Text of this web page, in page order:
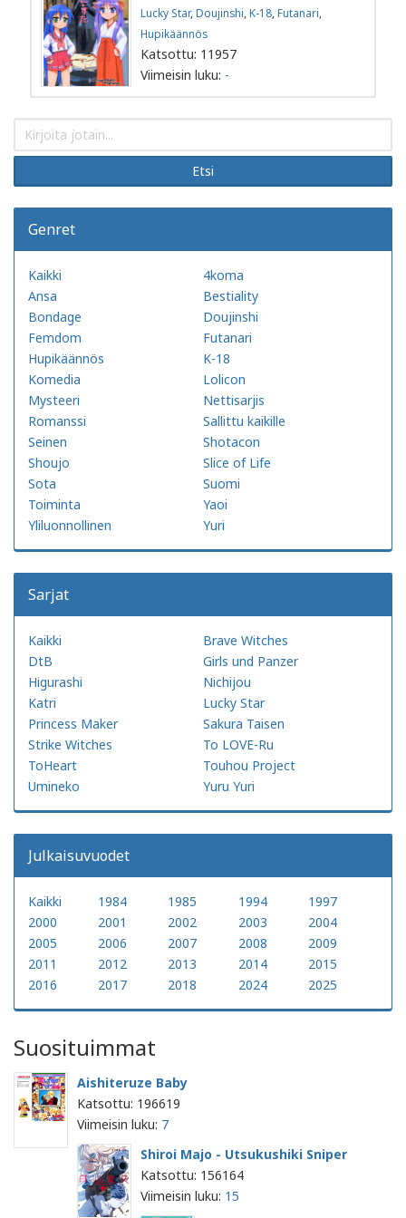
Lucky Star, Doujinshi K-18 Futanari
Hupikäännös
Katsottu: 11957
Viimeisin luku: -
Etsi
Genret
Kaikki
4koma
Ansa
Bestiality
Bondage
Doujinshi
Femdom
Futanari
Hupikäännös
K-18
Komedia
Lolicon
Mysteeri
Nettisarjis
Romanssi
Sallittu kaikille
Seinen
Shotacon
Shoujo
Slice of Life
Sota
Suomi
Toiminta
Yaoi
Yliluonnollinen
Yuri
Sarjat
Kaikki
Brave Witches
DtB
Girls und Panzer
Higurashi
Nichijou
Katri
Lucky Star
Princess Maker
Sakura Taisen
Strike Witches
To LOVE-Ru
ToHeart
Touhou Project
Umineko
Yuru Yuri
Julkaisuvuodet
Kaikki 1984 1985 1994
1997
2000
2001 2002 2003
2004
2005
2006 2007 2008
2009
2011
2012 2013 2014
2015
2016
2017 2018 2024 2025
Suosituimmat
Aishiteruze Baby
Katsottu: 196619
Viimeisin luku: 7
Shiroi Majo - Utsukushiki Sniper
Katsottu: 156164
Viimeisin luku: 15